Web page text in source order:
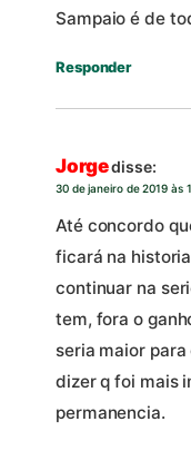
Sampaio é de
Responder
Jorgedisse:
30 de janeiro de 2019 às
Até concordo
ficará na
continuar na
tem, fora o
seria maior
dizer q foi mais
permanencia.